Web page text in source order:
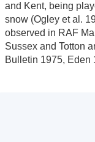
and Kent, being
snow (Ogley et al.
observed in RAF
Sussex and Totton
Bulletin 1975, Eden